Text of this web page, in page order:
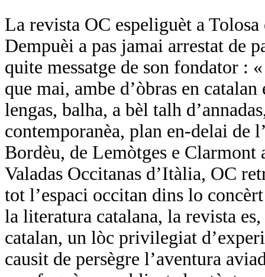
La revista OC espeliguèt a
Dempuèi a pas jamai arrestat de
quite messatge de son fondator :
que mai, ambe d’òbras en
lengas, balha, a bèl talh
contemporanèa, plan en-delai de
Bordèu, de Lemòtges e Clarmont
Valadas Occitanas d’Itàlia, OC
tot l’espaci occitan dins lo
la literatura catalana, la revista
catalan, un lòc privilegiat
causit de persègre l’aventura